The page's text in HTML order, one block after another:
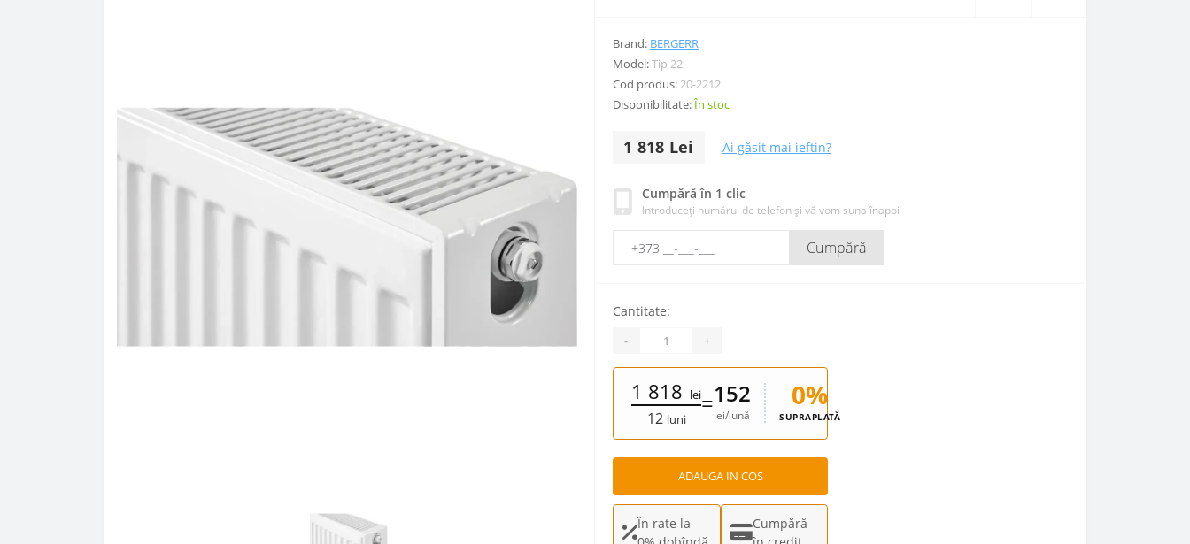
Brand: BERGERR
Model:Tip 22
Cod produs:20-2212
Disponibilitate:În stoc
1 818 Lei Ai găsit mai ieftin?
Cumpără în 1 clic
Introduceți numărul de telefon și vă vom suna înapoi
Cumpără
Cantitate:
- +
1 818 lei
12 luni
=152
lei/lună
0%
SUPRAPLATĂ
ADAUGA IN COS
În rate la
Cumpără